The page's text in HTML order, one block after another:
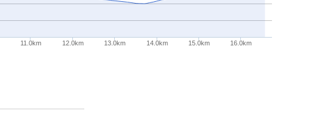
11.0km 12.0km 13.0km 14.0km 15.0km 16.0km